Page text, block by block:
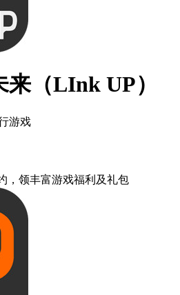
（LInk UP）
游戏
，领丰富游戏福利 及礼包